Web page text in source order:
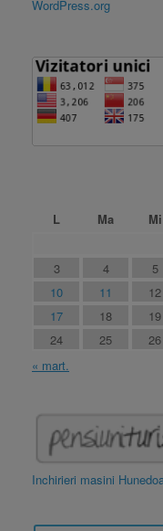
WordPress.org
L
Ma Mi
3
4 5
10
11 12
17
18 19
24
25 26
« mart.
Inchirieri masini